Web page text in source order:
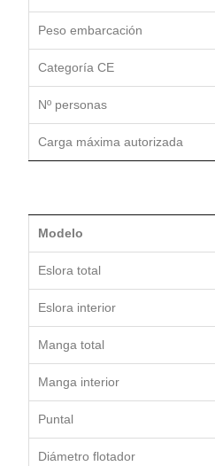
Peso embarcación
Categoría CE
Nº personas
Carga máxima autorizada
Modelo
Eslora total
Eslora interior
Manga total
Manga interior
Puntal
Diámetro flotador